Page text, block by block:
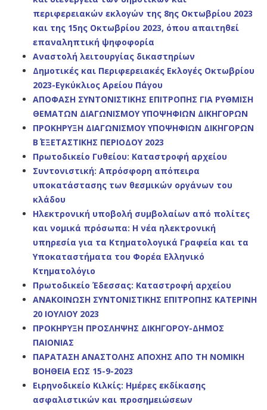
περιφερειακών εκλογών της 8ης Οκτωβρίου 2023
και της 15ης Οκτωβρίου 2023, όπου απαιτηθεί
επαναληπτική ψηφοφορία
Αναστολή λειτουργίας δικαστηρίων
Δημοτικές και Περιφερειακές Εκλογές Οκτωβρίου
2023-Εγκύκλιος Αρείου Πάγου
ΑΠΟΦΑΣΗ ΣΥΝΤΟΝΙΣΤΙΚΗΣ ΕΠΙΤΡΟΠΗΣ ΓΙΑ ΡΥΘΜΙΣΗ
ΘΕΜΑΤΩΝ ΔΙΑΓΩΝΙΣΜΟΥ ΥΠΟΨΗΦΙΩΝ ΔΙΚΗΓΟΡΩΝ
ΠΡΟΚΗΡΥΞΗ ΔΙΑΓΩΝΙΣΜΟΥ ΥΠΟΨΗΦΙΩΝ ΔΙΚΗΓΟΡΩΝ
Β΄ ΕΞΕΤΑΣΤΙΚΗΣ ΠΕΡΙΟΔΟΥ 2023
Πρωτοδικείο Γυθείου: Καταστροφή αρχείου
Συντονιστική: Απρόσφορη απόπειρα
υποκατάστασης των θεσμικών οργάνων του
κλάδου
Ηλεκτρονική υποβολή συμβολαίων από πολίτες
και νομικά πρόσωπα: Η νέα ηλεκτρονική
υπηρεσία για τα Κτηματολογικά Γραφεία και τα
Υποκαταστήματα του Φορέα Ελληνικό
Κτηματολόγιο
Πρωτοδικείο Έδεσσας: Καταστροφή αρχείου
ΑΝΑΚΟΙΝΩΣΗ ΣΥΝΤΟΝΙΣΤΙΚΗΣ ΕΠΙΤΡΟΠΗΣ ΚΑΤΕΡΙΝΗ
20 ΙΟΥΛΙΟΥ 2023
ΠΡΟΚΗΡΥΞΗ ΠΡΟΣΛΗΨΗΣ ΔΙΚΗΓΟΡΟΥ-ΔΗΜΟΣ
ΠΑΙΟΝΙΑΣ
ΠΑΡΑΤΑΣΗ ΑΝΑΣΤΟΛΗΣ ΑΠΟΧΗΣ ΑΠΟ ΤΗ ΝΟΜΙΚΗ
ΒΟΗΘΕΙΑ ΕΩΣ 15-9-2023
Ειρηνοδικείο Κιλκίς: Ημέρες εκδίκασης
ασφαλιστικών και προσημειώσεων